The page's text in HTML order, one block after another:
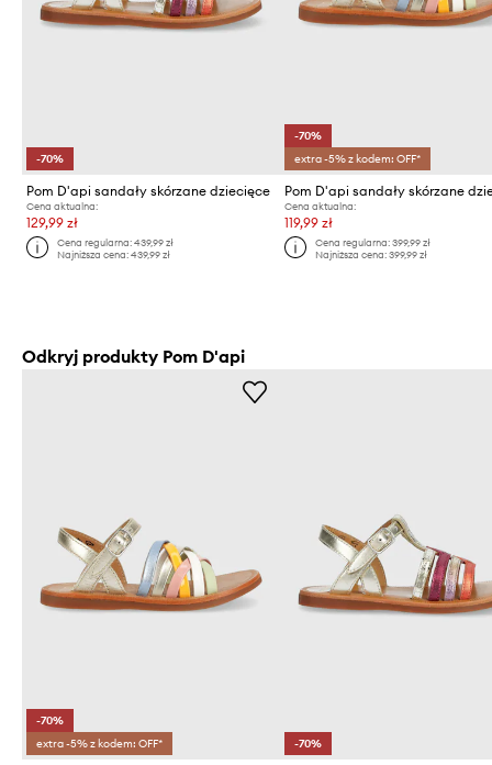
-70%
Pom D'api sandały skórzane dziecięce
Cena aktualna:
129,99 zł
Cena regularna:439,99 zł
Najniższa cena:439,99 zł
-70%
extra -5% z kodem: OFF*
Pom D'api sandały skórzane
Cena aktualna:
119,99 zł
Cena regularna: 399,99 zł
Najniższa cena: 399,99 zł
Odkryj produkty Pom D'api
-70%
extra -5% z kodem: OFF*
-70%